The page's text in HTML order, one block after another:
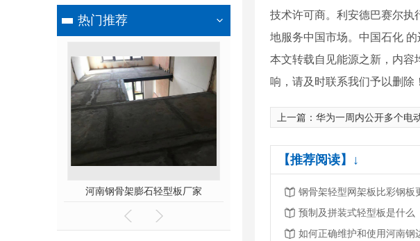
热门推荐
河南钢骨架膨石轻型板厂家 河南钢边框保温隔热轻型板厂家
技术许可商。利安德巴赛尔执
地服务中国市场。中国石化
本文转载自见能源之新，内容
响，请及时联系我们予以删除！
上一篇： 华为一周内公开多个电动
【推荐阅读】↓
钢骨架轻型网架板比彩钢板
预制及拼装式轻型板是什么
如何正确维护和使用河南钢